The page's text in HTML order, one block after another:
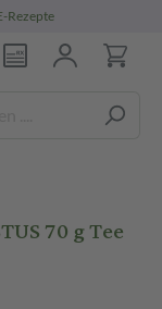
Rezepte
70 g Tee